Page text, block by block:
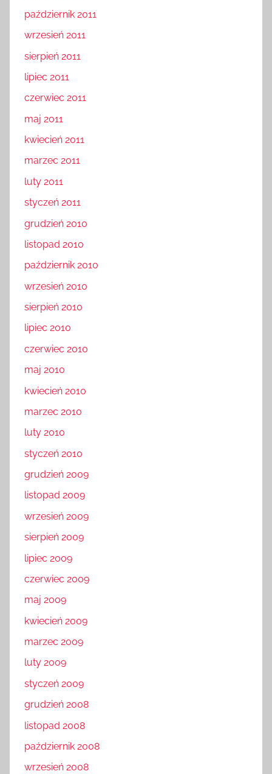
październik 2011
wrzesień 2011
sierpień 2011
lipiec 2011
czerwiec 2011
maj 2011
kwiecień 2011
marzec 2011
luty 2011
styczeń 2011
grudzień 2010
listopad 2010
październik 2010
wrzesień 2010
sierpień 2010
lipiec 2010
czerwiec 2010
maj 2010
kwiecień 2010
marzec 2010
luty 2010
styczeń 2010
grudzień 2009
listopad 2009
wrzesień 2009
sierpień 2009
lipiec 2009
czerwiec 2009
maj 2009
kwiecień 2009
marzec 2009
luty 2009
styczeń 2009
grudzień 2008
listopad 2008
październik 2008
wrzesień 2008